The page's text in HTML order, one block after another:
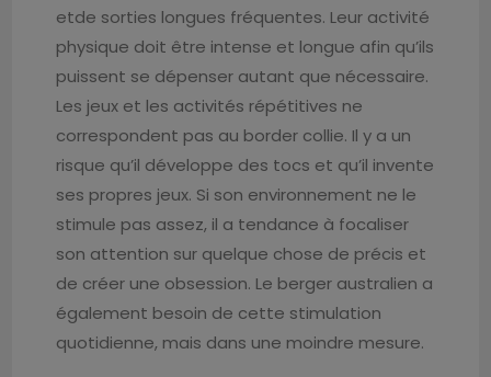
etde sorties longues fréquentes. Leur activité
physique doit être intense et longue afin qu’ils
puissent se dépenser autant que nécessaire.
Les jeux et les activités répétitives ne
correspondent pas au border collie. Il y a un
risque qu’il développe des tocs et qu’il invente
ses propres jeux. Si son environnement ne le
stimule pas assez, il a tendance à focaliser
son attention sur quelque chose de précis et
de créer une obsession. Le berger australien a
également besoin de cette stimulation
quotidienne, mais dans une moindre mesure.